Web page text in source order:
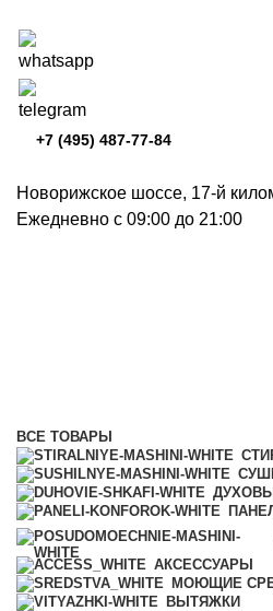
+7 (495) 487-77-84
Новорижское шоссе, 17-й
Ежедневно с 09:00 до 21:00
ВСЕ ТОВАРЫ
АКСЕССУАРЫ
МОЮЩИЕ
ВЫТЯЖКИ